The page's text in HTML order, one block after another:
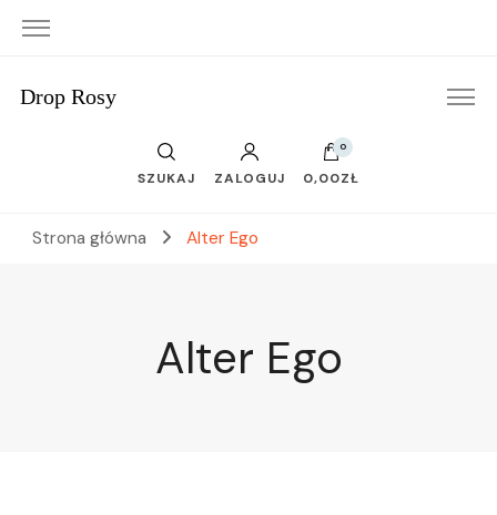
Drop Rosy
SZUKAJ ZALOGUJ
0
0,00ZŁ
Strona główna Alter Ego
Alter Ego